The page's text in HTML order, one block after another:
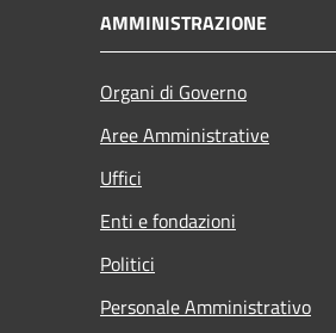
AMMINISTRAZIONE
Organi di Governo
Aree Amministrative
Uffici
Enti e fondazioni
Politici
Personale Amministrativo